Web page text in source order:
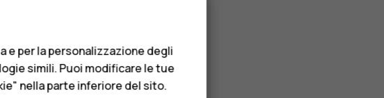
e per la personalizzazione degli
simili. Puoi modificare le tue
nella parte inferiore del sito.